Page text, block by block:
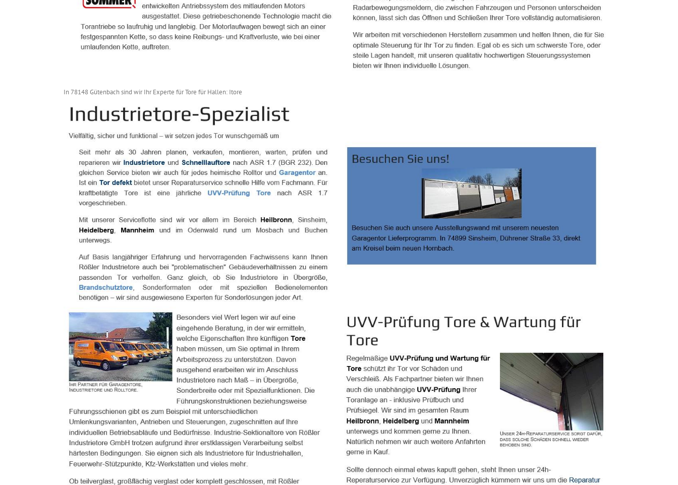
In 78148 Gütenbach sind wir Ihr Experte für Tore für Hallen: Itore